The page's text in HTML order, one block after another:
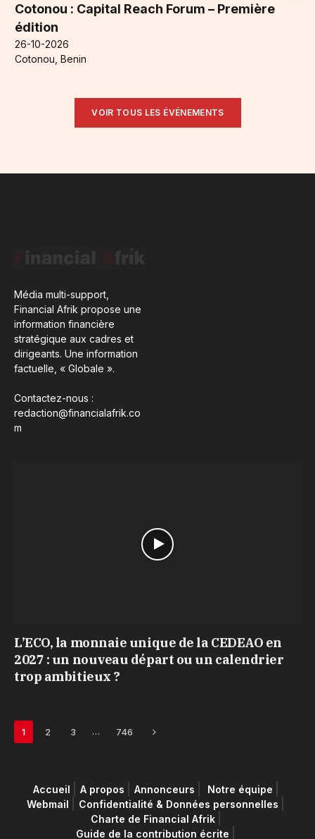
Cotonou : Capital Reach Forum – Première
édition
26-10-2026
Cotonou, Benin
VOIR TOUS LES ÉVÉNEMENTS
Média multi-support,
Financial Afrik propose une
information financière
stratégique aux cadres et
dirigeants. Une information
factuelle, « Globale ».
Contactez-nous :
redaction@financialafrik.co
m
L’ECO, la monnaie unique de la CEDEAO en
2027 : un nouveau départ ou un calendrier
trop ambitieux ?
1 2 3 … 746 Next
Accueil A propos Annonceurs
Notre équipe
Webmail
Confidentialité & Données personnelles
Charte de Financial Afrik
Guide de la contribution écrite